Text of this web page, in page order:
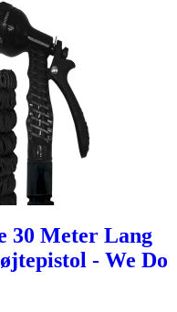
30 Meter Lang
- We Do